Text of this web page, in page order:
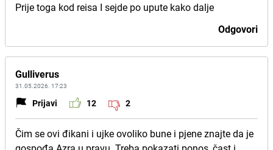
Prije toga kod reisa I sejde po upute kako dalje
Odgovori
Gulliverus
31.05.2026. 17:23
Prijavi 12 2
Čim se ovi đikani i ujke ovoliko bune i pjene znajte da je